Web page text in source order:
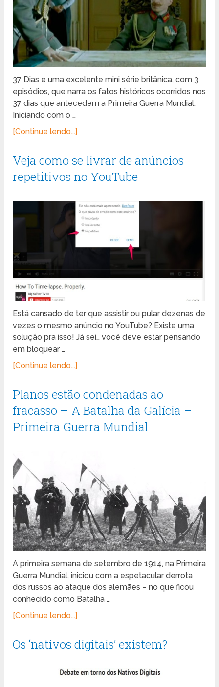
37 Dias é uma excelente mini série britânica, com 3
episódios, que narra os fatos históricos ocorridos nos
37 dias que antecedem a Primeira Guerra Mundial.
Iniciando com o …
[Continue lendo...]
Veja como se livrar de anúncios
repetitivos no YouTube
Está cansado de ter que assistir ou pular dezenas de
vezes o mesmo anúncio no YouTube? Existe uma
solução pra isso! Já sei… você deve estar pensando
em bloquear …
[Continue lendo...]
Planos estão condenadas ao
fracasso – A Batalha da Galícia –
Primeira Guerra Mundial
A primeira semana de setembro de 1914, na Primeira
Guerra Mundial, iniciou com a espetacular derrota
dos russos ao ataque dos alemães – no que ficou
conhecido como Batalha …
[Continue lendo...]
Os ‘nativos digitais’ existem?